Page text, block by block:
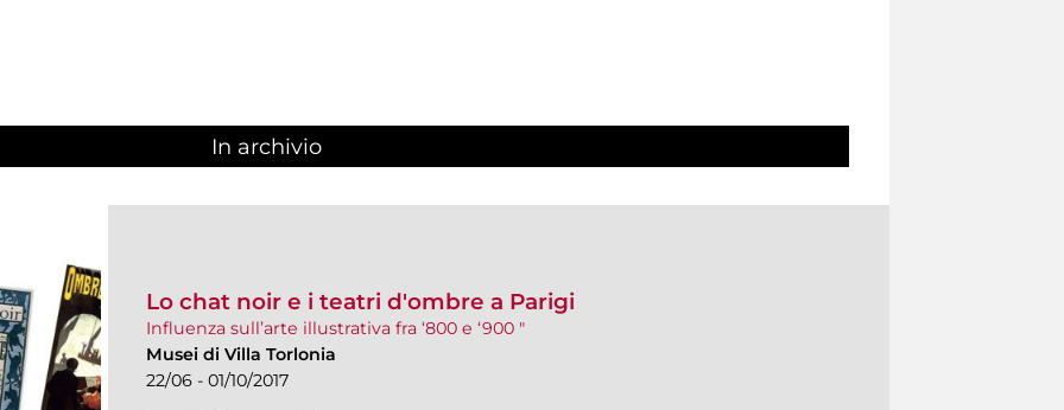
In archivio
Lo chat noir e i teatri d'ombre a Parigi
Influenza sull’arte illustrativa fra ‘800 e ‘900 "
Musei di Villa Torlonia
22/06 - 01/10/2017